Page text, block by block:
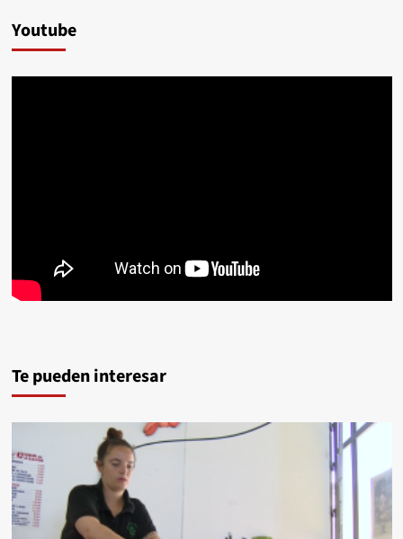
Youtube
Te pueden interesar